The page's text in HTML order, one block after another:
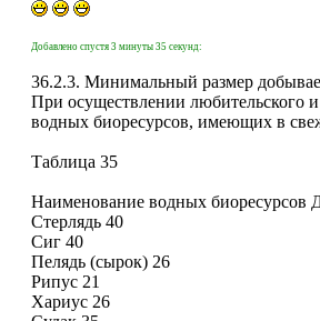
Добавлено спустя 3 минуты 35 секунд:
36.2.3. Минимальный размер
При осуществлении любительского
водных биоресурсов, имеющих в
Таблица 35
Наименование водных биоресурсов
Стерлядь 40
Сиг 40
Пелядь (сырок) 26
Рипус 21
Хариус 26